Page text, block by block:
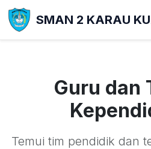
SMAN 2 KARAU
Guru dan
Temui tim pendidik dan